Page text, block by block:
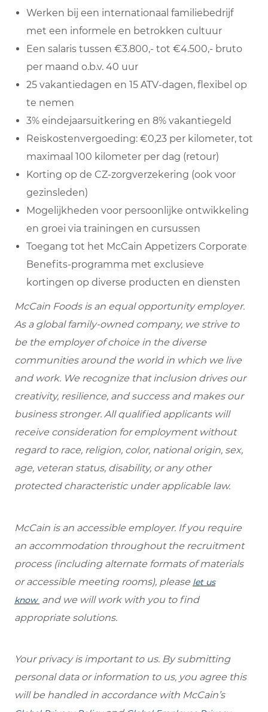
Werken bij een internationaal familiebedrijf
met een informele en betrokken cultuur
Een salaris tussen €3.800,- tot €4.500,- bruto
per maand o.b.v. 40 uur
25 vakantiedagen en 15 ATV-dagen, flexibel op
te nemen
3% eindejaarsuitkering en 8% vakantiegeld
Reiskostenvergoeding: €0,23 per kilometer, tot
maximaal 100 kilometer per dag (retour)
Korting op de CZ-zorgverzekering (ook voor
gezinsleden)
Mogelijkheden voor persoonlijke ontwikkeling
en groei via trainingen en cursussen
Toegang tot het McCain Appetizers Corporate
Benefits-programma met exclusieve
kortingen op diverse producten en diensten
McCain Foods is an equal opportunity employer.
As a global family-owned company, we strive to
be the employer of choice in the diverse
communities around the world in which we live
and work. We recognize that inclusion drives our
creativity, resilience, and success and makes our
business stronger. All qualified applicants will
receive consideration for employment without
regard to race, religion, color, national origin, sex,
age, veteran status, disability, or any other
protected characteristic under applicable law.
McCain is an accessible employer. If you require
an accommodation throughout the recruitment
process (including alternate formats of materials
or accessible meeting rooms), please let us
know and we will work with you to find
appropriate solutions.
Your privacy is important to us. By submitting
personal data or information to us, you agree this
will be handled in accordance with McCain’s